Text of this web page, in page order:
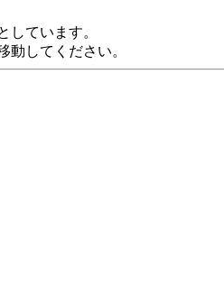
しています。
動してください。